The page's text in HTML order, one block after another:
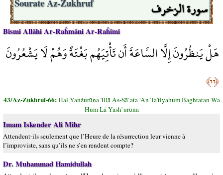
سورة الزخرف Sourate Az-Zukhruf
Bismi Allāhi Ar-Raĥmāni Ar-Raĥīmi
هَلْ يَنظُرُونَ إِلَّا السَّاعَةَ أَن تَأْتِيَهُم بَغْتَةً وَهُمْ لَا يَشْعُرُونَ
﴿٦٦﴾
43/Az-Zukhruf-66:Hal Yanžurūna 'Illā As-Sā`ata 'An Ta'tiyahum Baghtatan Wa
Hum Lā Yash`urūna
Imam Iskender Ali Mihr
Attendent-ils seulement que l’Heure de la résurrection leur vienne à
l’improviste, sans qu’ils ne s’en rendent compte?
Dr. Muhammad Hamidullah